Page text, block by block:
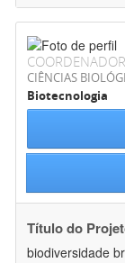
CIÊNCIAS
Biotecnologia
Título do
biodiversidade